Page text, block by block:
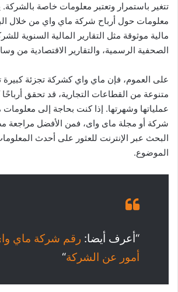
تتغير باستمرار وتعتبر معلومات خاصة
معلومات حول أرباح شركة ماي واي من خلال
مالية موثوقة مثل التقارير المالية السنوية
الصحفية الرسمية، والتقارير الاقتصادية من
على العموم، فإن ماي واي كشركة تجزئة
متنوعة من القطاعات التجارية، قد تحقق
عملياتها وشهرتها. إذا كنت بحاجة إلى
شركة أو مجلة ماى واى، فمن الأفضل مراجعة
البحث عبر الإنترنت للعثور على أحدث
الموضوع.
“أعرف أيضا:
أمور عن الشركة“